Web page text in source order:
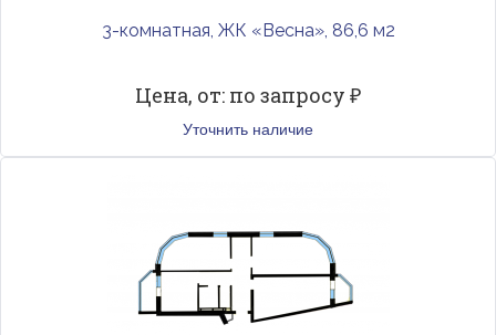
3-комнатная, ЖК «Весна», 86,6 м2
Цена, от: по запросу ₽
Уточнить наличие